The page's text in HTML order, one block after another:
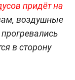
придёт на
воздушные
в сторону